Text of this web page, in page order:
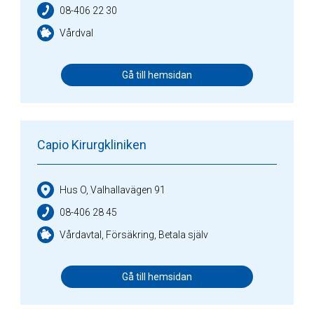
08-406 22 30
Vårdval
Gå till hemsidan
Capio Kirurgkliniken
Hus O, Valhallavägen 91
08-406 28 45
Vårdavtal, Försäkring, Betala själv
Gå till hemsidan